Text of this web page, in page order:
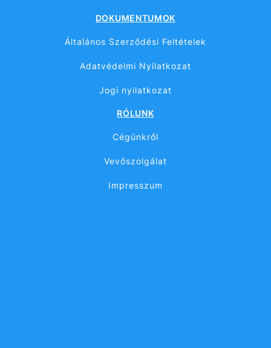
DOKUMENTUMOK
Általános Szerződési Feltételek
Adatvédelmi Nyilatkozat
Jogi nyilatkozat
RÓLUNK
Cégünkről
Vevőszolgálat
Impresszum